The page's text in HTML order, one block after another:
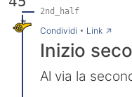
2nd_half
Condividi • Link→
Inizio
Al via la